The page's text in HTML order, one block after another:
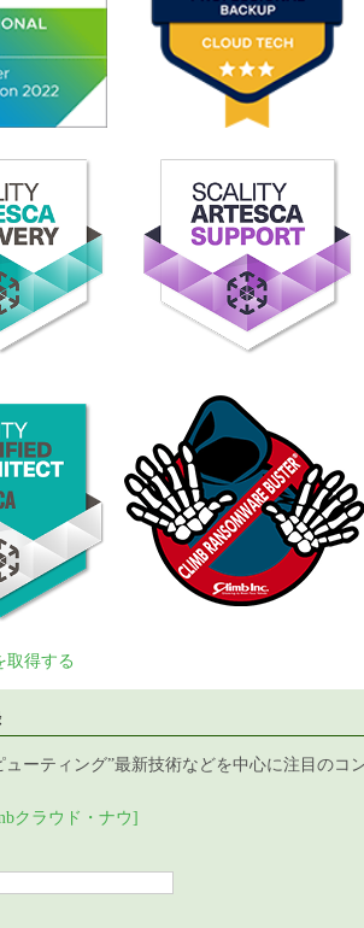
取得する
ューティング”最新技術などを中心に注目のコ
クラウド・ナウ]